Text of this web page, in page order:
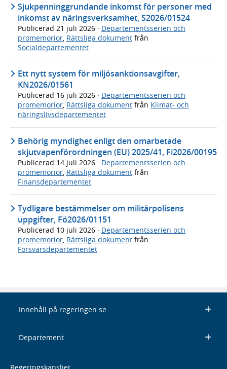
Sjukpenninggrundande inkomst för personer med
inkomst av näringsverksamhet, S2026/01524
Publicerad 21 juli 2026 · Departementsserien och
promemorior Rättsliga dokument från
Socialdepartementet
Ett nytt system för miljösanktionsavgifter,
KN2026/01561
Publicerad 16 juli 2026 · Departementsserien och
promemorior, Rättsliga dokument från Klimat- och
näringslivsdepartementet
Behörig myndighet enligt den omarbetade
skjutvapenförordningen (EU) 2025/41, Fi2026/00195
Publicerad 14 juli 2026 · Departementsserien och
promemorior, Rättsliga dokument från
Finansdepartementet
Tydligare bestämmelser om militärpolisens
uppgifter, Fö2026/01151
Publicerad 10 juli 2026 · Departementsserien och
promemorior Rättsliga dokument från
Försvarsdepartementet
Innehåll på regeringen.se
Departement